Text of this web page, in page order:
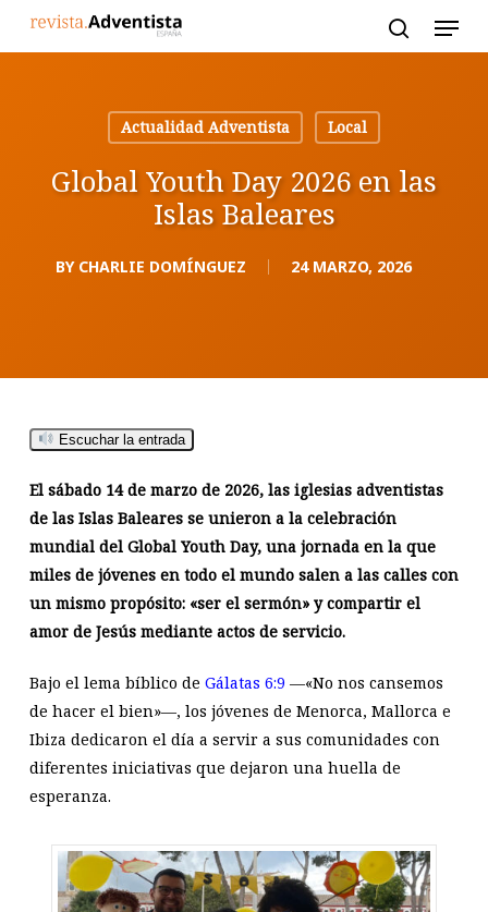
Actualidad Adventista
Local
Global Youth Day 2026 en las
Islas Baleares
BY CHARLIE DOMÍNGUEZ 24 MARZO, 2026
Escuchar la entrada
El sábado 14 de marzo de 2026, las iglesias adventistas
de las Islas Baleares se unieron a la celebración
mundial del Global Youth Day, una jornada en la que
miles de jóvenes en todo el mundo salen a las calles con
un mismo propósito: «ser el sermón» y compartir el
amor de Jesús mediante actos de servicio.
Bajo el lema bíblico de Gálatas 6:9 —«No nos cansemos
de hacer el bien»—, los jóvenes de Menorca, Mallorca e
Ibiza dedicaron el día a servir a sus comunidades con
diferentes iniciativas que dejaron una huella de
esperanza.